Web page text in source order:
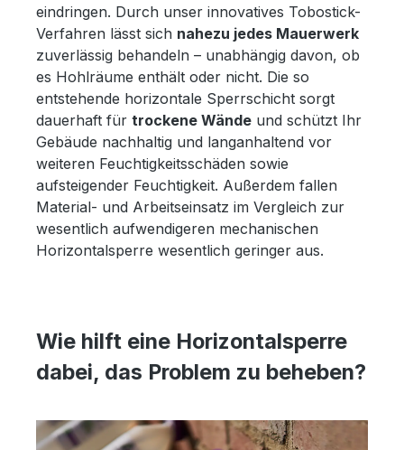
eindringen. Durch unser innovatives Tobostick-
Verfahren lässt sich nahezu jedes Mauerwerk
zuverlässig behandeln – unabhängig davon, ob
es Hohlräume enthält oder nicht. Die so
entstehende horizontale Sperrschicht sorgt
dauerhaft für trockene Wände und schützt Ihr
Gebäude nachhaltig und langanhaltend vor
weiteren Feuchtigkeitsschäden sowie
aufsteigender Feuchtigkeit. Außerdem fallen
Material- und Arbeitseinsatz im Vergleich zur
wesentlich aufwendigeren mechanischen
Horizontalsperre wesentlich geringer aus.
Wie hilft eine Horizontalsperre
dabei, das Problem zu beheben?